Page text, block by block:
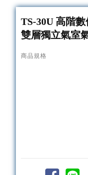
TS-30U 高階
雙層獨立氣室
商品規格